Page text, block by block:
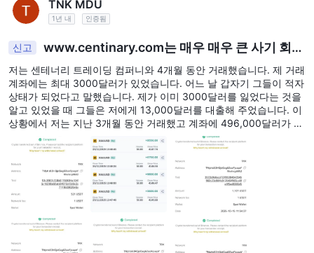
TNK MDU
1년 내 인증됨
신고
www.centinary.com는 매우 매우 큰 사기 회사
입니다
저는 센테너리 트레이딩 컴퍼니와 4개월 동안 거래했습니다. 제 거래
계좌에는 최대 3000달러가 있었습니다. 어느 날 갑자기 그들이 적자
상태가 되었다고 말했습니다. 제가 이미 3000달러를 잃었다는 것을
알고 있었을 때 그들은 저에게 13,000달러를 대출해 주었습니다. 이
상황에서 저는 지난 3개월 동안 거래했고 계좌에 496,000달러가 있
었습니다. 결국 저는 그들이 준 13,000달러 중 7,000달러를 빚지게
되었습니다. 그들은 여전히 제가 5000달러를 지불해야 한다고 말하
고 있지만, 갑자기 제 거래 계좌에 496,000달러의 이익이 생겼고 지
난 3일 동안 적자 상태였습니다.